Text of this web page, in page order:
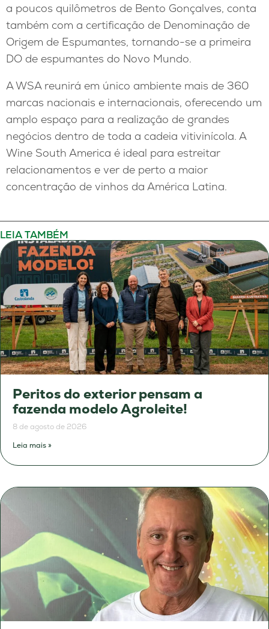
a poucos quilômetros de Bento Gonçalves, conta
também com a certificação de Denominação de
Origem de Espumantes, tornando-se a primeira
DO de espumantes do Novo Mundo.
A WSA reunirá em único ambiente mais de 360
marcas nacionais e internacionais, oferecendo um
amplo espaço para a realização de grandes
negócios dentro de toda a cadeia vitivinícola. A
Wine South America é ideal para estreitar
relacionamentos e ver de perto a maior
concentração de vinhos da América Latina.
LEIA TAMBÉM
Peritos do exterior pensam a
fazenda modelo Agroleite!
8 de agosto de 2026
Leia mais »